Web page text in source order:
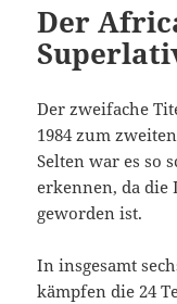
Der
Der zweifache
1984 zum
Selten war es so
erkennen, da die
geworden ist.
In insgesamt
kämpfen die 24